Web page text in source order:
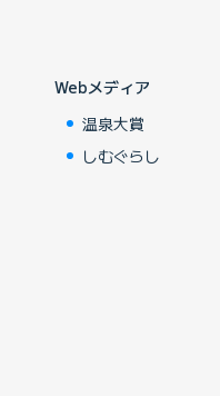
Webメディア
温泉大賞
しむぐらし